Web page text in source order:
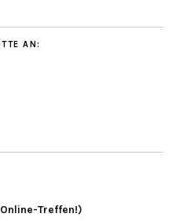
AN:
Treffen!)